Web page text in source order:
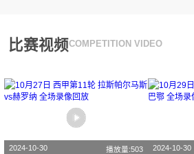
比赛视频COMPETITION VIDEO
2024-10-30 播放量:503 2024-10-30